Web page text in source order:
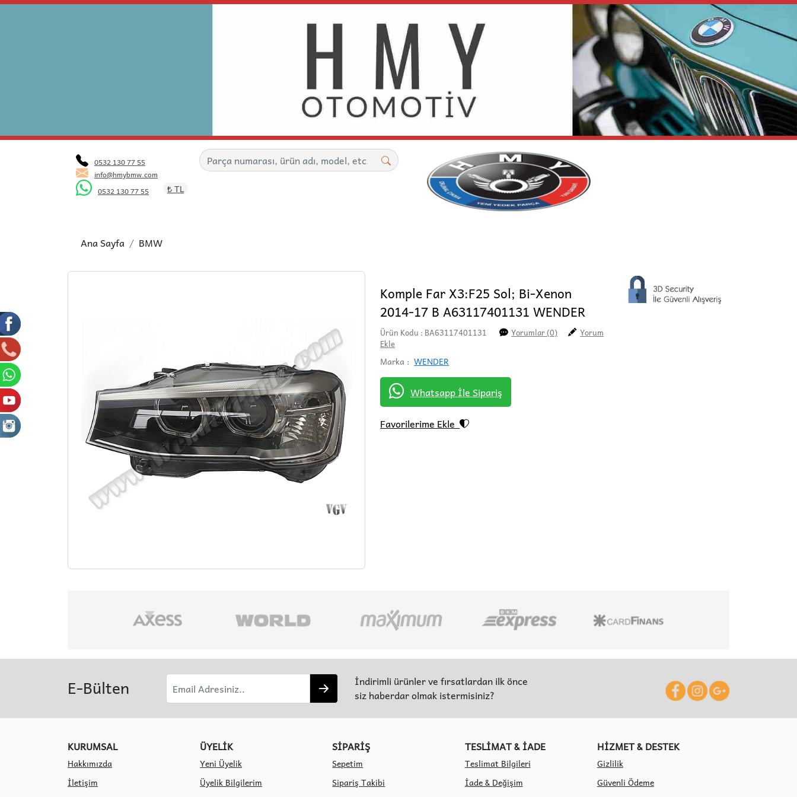
0532 130 77 55
info@hmybmw.com
0532 130 77 55
₺ TL
Ana Sayfa BMW
Komple Far X3:F25 Sol; Bi-Xenon
2014-17 B A63117401131 WENDER
Ürün Kodu : BA63117401131 Yorumlar (0)
Yorum
Ekle
Marka :WENDER
Whatsapp İle Sipariş
Favorilerime Ekle
E-Bülten
İndirimli ürünler ve fırsatlardan ilk önce
siz haberdar olmak istermisiniz?
KURUMSAL
Hakkımızda
İletişim
ÜYELİK
Yeni Üyelik
Üyelik Bilgilerim
SİPARİŞ
Sepetim
Sipariş Takibi
TESLİMAT & İADE
Teslimat Bilgileri
İade & Değişim
HİZMET & DESTEK
Gizlilik
Güvenli Ödeme